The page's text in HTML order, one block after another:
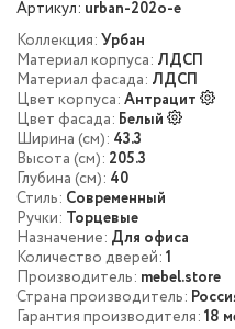
Артикул: urban-202o-e
Коллекция: Урбан
Материал корпуса: ЛДСП
Материал фасада: ЛДСП
Цвет корпуса: Антрацит
Цвет фасада: Белый
Ширина (см): 43.3
Высота (см): 205.3
Глубина (см): 40
Стиль: Современный
Ручки: Торцевые
Назначение: Для офиса
Количество дверей: 1
Производитель: mebel.store
Страна производитель:
Гарантия производителя: 18